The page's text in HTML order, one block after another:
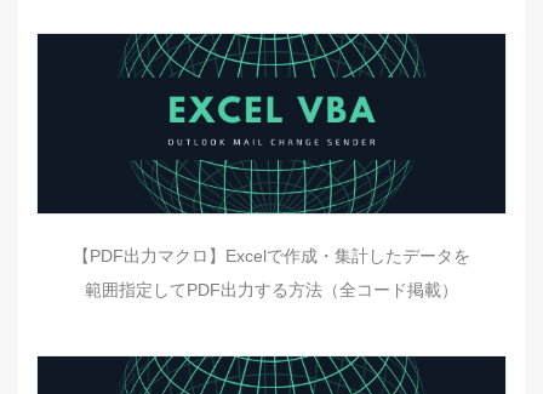
【PDF出力マクロ】Excelで作成・集計したデータを
範囲指定してPDF出力する方法（全コード掲載）